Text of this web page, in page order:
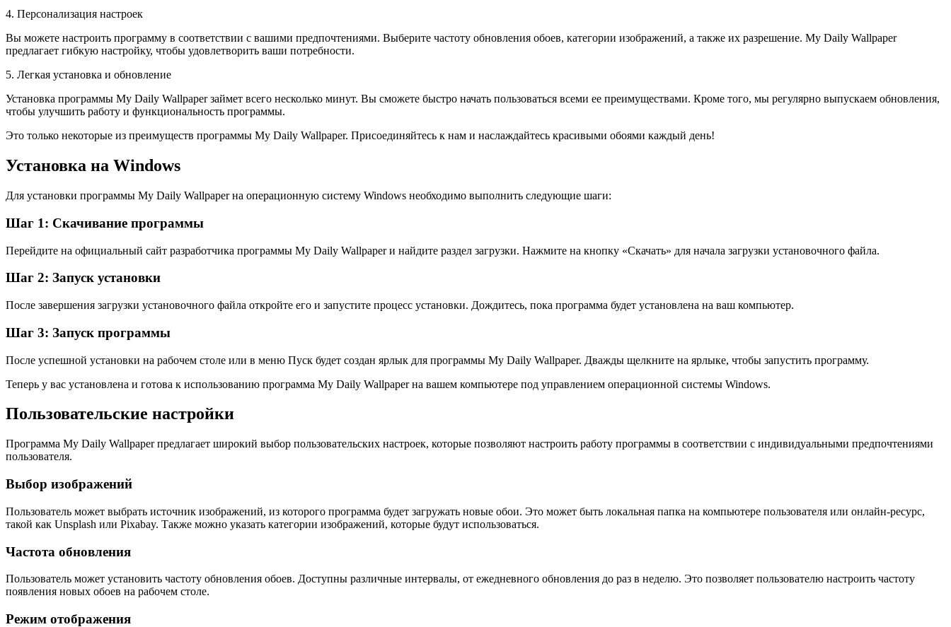
4. Персонализация настроек
Вы можете настроить программу в соответствии с вашими предпочтениями. Выберите частоту обновления обоев, категории изображений, а также их разрешение. My Daily Wallpaper
предлагает гибкую настройку, чтобы удовлетворить ваши потребности.
5. Легкая установка и обновление
Установка программы My Daily Wallpaper займет всего несколько минут. Вы сможете быстро начать пользоваться всеми ее преимуществами. Кроме того, мы регулярно выпускаем обновления,
чтобы улучшить работу и функциональность программы.
Это только некоторые из преимуществ программы My Daily Wallpaper. Присоединяйтесь к нам и наслаждайтесь красивыми обоями каждый день!
Установка на Windows
Для установки программы My Daily Wallpaper на операционную систему Windows необходимо выполнить следующие шаги:
Шаг 1: Скачивание программы
Перейдите на официальный сайт разработчика программы My Daily Wallpaper и найдите раздел загрузки. Нажмите на кнопку «Скачать» для начала загрузки установочного файла.
Шаг 2: Запуск установки
После завершения загрузки установочного файла откройте его и запустите процесс установки. Дождитесь, пока программа будет установлена на ваш компьютер.
Шаг 3: Запуск программы
После успешной установки на рабочем столе или в меню Пуск будет создан ярлык для программы My Daily Wallpaper. Дважды щелкните на ярлыке, чтобы запустить программу.
Теперь у вас установлена и готова к использованию программа My Daily Wallpaper на вашем компьютере под управлением операционной системы Windows.
Пользовательские настройки
Программа My Daily Wallpaper предлагает широкий выбор пользовательских настроек, которые позволяют настроить работу программы в соответствии с индивидуальными предпочтениями
пользователя.
Выбор изображений
Пользователь может выбрать источник изображений, из которого программа будет загружать новые обои. Это может быть локальная папка на компьютере пользователя или онлайн-ресурс,
такой как Unsplash или Pixabay. Также можно указать категории изображений, которые будут использоваться.
Частота обновления
Пользователь может установить частоту обновления обоев. Доступны различные интервалы, от ежедневного обновления до раз в неделю. Это позволяет пользователю настроить частоту
появления новых обоев на рабочем столе.
Режим отображения